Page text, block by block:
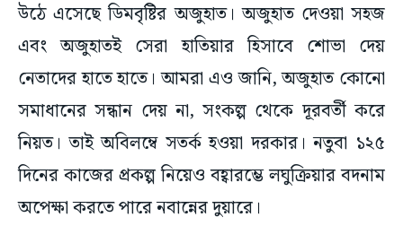
উঠে এসেছে ডিমবৃষ্টির অজুহাত। অজুহাত দেওয়া সহজ
এবং অজুহাতই সেরা হাতিয়ার হিসাবে শোভা দেয়
নেতাদের হাতে হাতে। আমরা এও জানি, অজুহাত কোনো
সমাধানের সন্ধান দেয় না, সংকল্প থেকে দূরবর্তী করে
নিয়ত। তাই অবিলম্বে সতর্ক হওয়া দরকার। নতুবা ১২৫
দিনের কাজের প্রকল্প নিয়েও বহ্বারম্ভে লঘুক্রিয়ার বদনাম
অপেক্ষা করতে পারে নবান্নের দুয়ারে।